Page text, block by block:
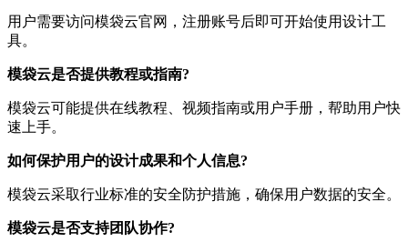
用户需要访问模袋云官网，注册账号后即可开始使用设计工
具。
模袋云是否提供教程或指南?
模袋云可能提供在线教程、视频指南或用户手册，帮助用户快
速上手。
如何保护用户的设计成果和个人信息?
模袋云采取行业标准的安全防护措施，确保用户数据的安全。
模袋云是否支持团队协作?